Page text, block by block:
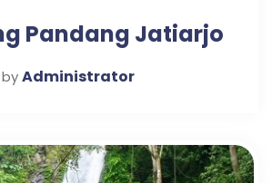
Pandang Jatiarjo
byAdministrator